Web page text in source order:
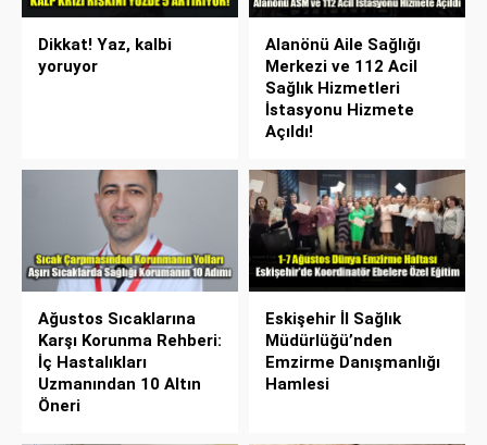
Dikkat! Yaz, kalbi
yoruyor
Alanönü Aile Sağlığı
Merkezi ve 112 Acil
Sağlık Hizmetleri
İstasyonu Hizmete
Açıldı!
Ağustos Sıcaklarına
Karşı Korunma Rehberi:
İç Hastalıkları
Uzmanından 10 Altın
Öneri
Eskişehir İl Sağlık
Müdürlüğü’nden
Emzirme Danışmanlığı
Hamlesi